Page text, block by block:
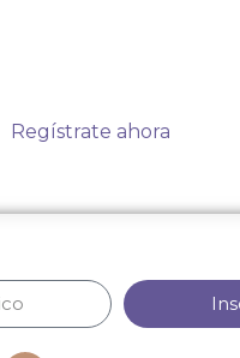
Regístrate ahora